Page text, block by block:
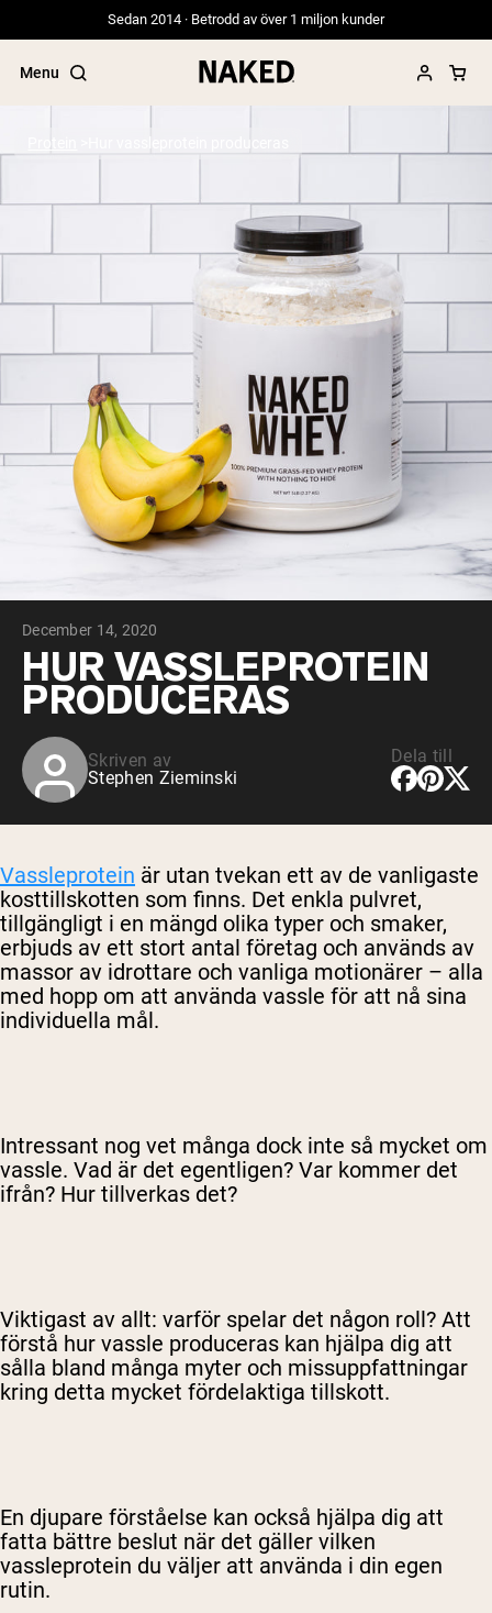
Sedan 2014 · Betrodd av över 1 miljon kunder
Menu
”Vegan protein“
”Micellar Casein“
PROTEIN POWDERS Best Seller
Gräsbetat vassleprotein
Vassleisolat från gräsbetande djur
Getproteinpulver från get
Micellärt kasein
Mass Gainer
Proteinkaffe
VEGAN PROTEIN
Ärtprotein
Jordnötssmör
Fröproteinpulver
Proteindrinkar
Vegan viktökare
Shop All Vegan Protein
December 14, 2020
HUR VASSLEPROTEIN
PRODUCERAS
Skriven av
Stephen Zieminski
Dela till
Vassleprotein är utan tvekan ett av de vanligaste
kosttillskotten som finns. Det enkla pulvret,
tillgängligt i en mängd olika typer och smaker,
erbjuds av ett stort antal företag och används av
massor av idrottare och vanliga motionärer – alla
med hopp om att använda vassle för att nå sina
individuella mål.
Intressant nog vet många dock inte så mycket om
vassle. Vad är det egentligen? Var kommer det
ifrån? Hur tillverkas det?
Viktigast av allt: varför spelar det någon roll? Att
förstå hur vassle produceras kan hjälpa dig att
sålla bland många myter och missuppfattningar
kring detta mycket fördelaktiga tillskott.
En djupare förståelse kan också hjälpa dig att
fatta bättre beslut när det gäller vilken
vassleprotein du väljer att använda i din egen
rutin.